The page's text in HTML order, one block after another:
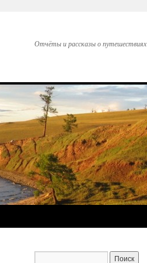
Отчёты и рассказы о путешествиях